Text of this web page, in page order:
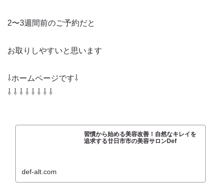
2〜3週間前のご予約だと
お取りしやすいと思います
⇩ホームページです⇩
⇩ ⇩ ⇩ ⇩ ⇩ ⇩ ⇩ ⇩
習慣から始める美容改善！自然なキレイを
追求する廿日市市の美容サロンDef
def-alt.com